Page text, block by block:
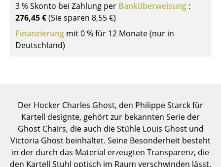
Servierwagen
Einzelteile
... alle Tische
Bücherregale
Wandregale
Sideboards & Kommoden
3 % Skonto bei Zahlung per Banküberweisung :
276,45 €(Sie sparen 8,55 €)
Finanzierung mit 0 % für 12 Monate (nur in
Deutschland)
Der Hocker Charles Ghost, den Philippe Starck für
Kartell designte, gehört zur bekannten Serie der
Ghost Chairs, die auch die Stühle Louis Ghost und
Victoria Ghost beinhaltet. Seine Besonderheit besteht
in der durch das Material erzeugten Transparenz, die
den Kartell Stuhl optisch im Raum verschwinden lässt.